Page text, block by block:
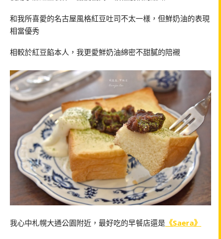
和我所喜愛的名古屋風格紅豆吐司不太一樣，但鮮奶油的表現
相當優秀
相較於紅豆餡本人，我更愛鮮奶油綿密不甜膩的陪襯
我心中札幌大通公園附近，最好吃的早餐店還是 《Saera》